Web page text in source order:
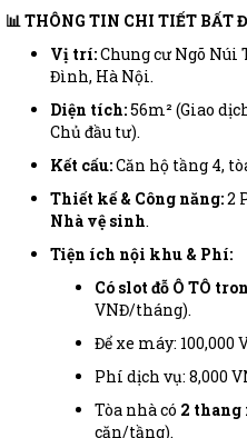
📊 THÔNG TIN CHI TIẾT BẤT
Vị trí:Chung cư Ngõ Núi
Đình, Hà Nội.
Diện tích:56m² (Giao
Chủ đầu tư).
Kết cấu:Căn hộ tầng 4,
Thiết kế & Công năng:2
Nhà vệ sinh.
Tiện ích nội khu & Phí:
Có slot đỗ Ô TÔ
VNĐ/tháng).
Để xe máy: 100,000
Phí dịch vụ: 8,000
Tòa nhà có 2 thang
căn/tầng).